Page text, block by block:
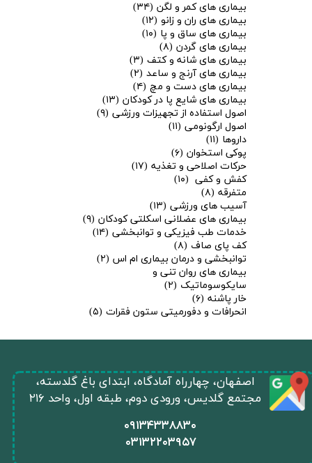
بیماری های کمر و لگن (۳۴)
بیماری های ران و زانو (۱۲)
بیماری های ساق و پا (۱۰)
بیماری های گردن (۸)
بیماری های شانه و کتف (۳)
بیماری های آرنج و ساعد (۲)
بیماری های دست و مچ (۴)
بیماری های شایع پا در کودکان (۱۳)
اصول استفاده از تجهیزات ورزشی (۹)
اصول ارگونومی (۱۱)
داروها (۱۱)
پوکی استخوان (۶)
حرکات اصلاحی و تغذیه (۱۷)
کفش و کفی (۱۰)
متفرقه (۸)
آسیب های ورزشی (۱۳)
بیماری های عضلانی اسکلتی کودکان (۹)
خدمات طب فیزیکی و توانبخشی (۱۴)
کف پای صاف (۸)
توانبخشی و درمان بیماری ام اس (۲)
بیماری های روان تنی و
سایکوسوماتیک (۲)
خار پاشنه (۶)
انحرافات و دفورمیتی ستون فقرات (۵)
​۰۹۱۳۴۳۳۸۸۳۰
۰۳۱۳۲۲۰۳۹۵۷
​اصفهان، چهارراه آمادگاه، ابتدای باغ گلدسته،
مجتمع گلدیس، ورودی دوم، طبقه اول، واحد ۲۱۶